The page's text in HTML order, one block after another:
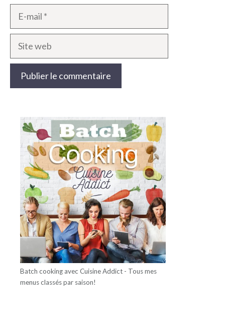
mail
Site
web
Batch cooking avec Cuisine Addict - Tous mes
menus classés par saison!